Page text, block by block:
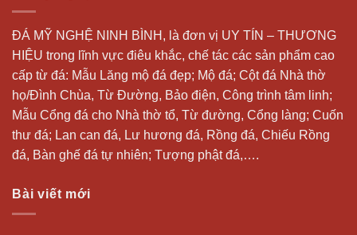
ĐÁ MỸ NGHỆ NINH BÌNH, là đơn vị UY TÍN – THƯƠNG
HIỆU trong lĩnh vực điêu khắc, chế tác các sản phẩm cao
cấp từ đá: Mẫu Lăng mộ đá đẹp; Mộ đá; Cột đá Nhà thờ
họ/Đình Chùa, Từ Đường, Bảo điện, Công trình tâm linh;
Mẫu Cổng đá cho Nhà thờ tổ, Từ đường, Cổng làng; Cuốn
thư đá; Lan can đá, Lư hương đá, Rồng đá, Chiếu Rồng
đá, Bàn ghế đá tự nhiên; Tượng phật đá,….
Bài viết mới